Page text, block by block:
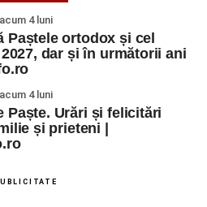
acum 4 luni
Paștele ortodox și cel
dar și în următorii ani
acum 4 luni
Paște. Urări și felicitări
și prieteni |